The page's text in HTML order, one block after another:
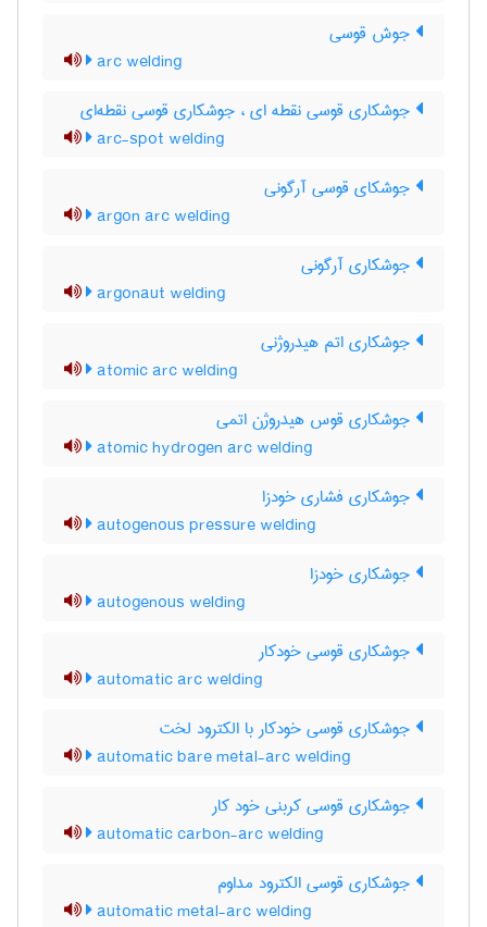
جوش قوسی
arc welding
جوشکاری قوسی نقطه ای ، جوشکاری قوسی نقطه‌ای
arc-spot welding
جوشکای قوسی آرگونی
argon arc welding
جوشکاری آرگونی
argonaut welding
جوشکاری اتم هیدروژنی
atomic arc welding
جوشکاری قوس هیدروژن اتمی
atomic hydrogen arc welding
جوشکاری فشاری خودزا
autogenous pressure welding
جوشکاری خودزا
autogenous welding
جوشکاری قوسی خودکار
automatic arc welding
جوشکاری قوسی خودکار با الکترود لخت
automatic bare metal-arc welding
جوشکاری قوسی کربنی خود کار
automatic carbon-arc welding
جوشکاری قوسی الکترود مداوم
automatic metal-arc welding